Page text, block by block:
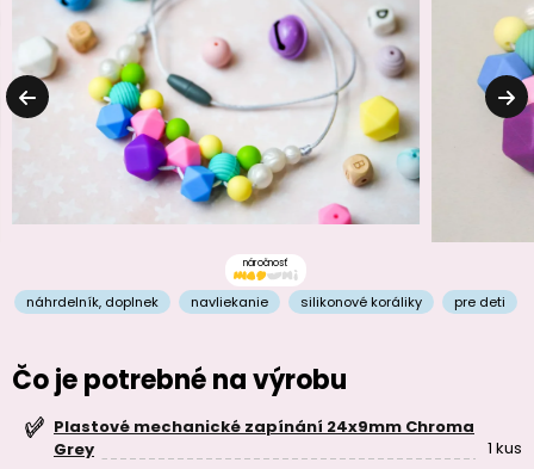
náročnosť
náhrdelník, doplnek navliekanie silikonové koráliky pre deti
Čo je potrebné na výrobu
Plastové mechanické zapínání 24x9mm Chroma
Grey
1 kus